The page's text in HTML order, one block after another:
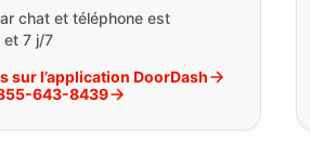
chat et téléphone est
7 j/7
sur l’application DoorDash
643-8439